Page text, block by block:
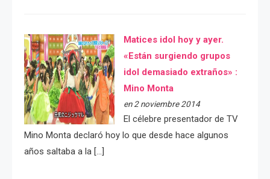
Matices idol hoy y ayer.
«Están surgiendo grupos
idol demasiado extraños» :
Mino Monta
en 2 noviembre 2014
El célebre presentador de TV
Mino Monta declaró hoy lo que desde hace algunos
años saltaba a la […]